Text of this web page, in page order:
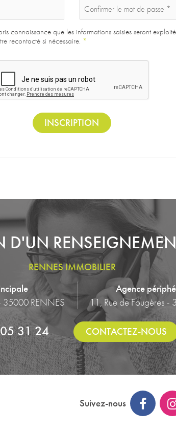
connaissance que les informations saisies seront
recontacté si nécessaire. *
INSCRIPTION
D'UN
RENNES IMMOBILIER
35000 RENNES
Agence
11, Rue de Fougères -
31 24 CONTACTEZ-NOUS
Suivez-nous